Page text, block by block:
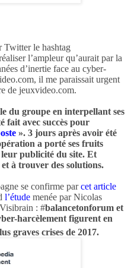
Twitter le hashtag
l’ampleur qu’aurait par la
d’inertie face au cyber-
il me paraissait urgent
de jeuxvideo.com.
du groupe en interpellant ses
fait avec succès pour
». 3 jours après avoir été
a porté ses fruits
publicité du site. Et
à trouver des solutions.
se confirme parcet article
l’étude menée par Nicolas
: #balancetonforum et
harcèlement figurent en
graves crises de 2017.